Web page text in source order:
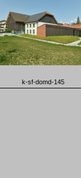
k-sf-domd-145